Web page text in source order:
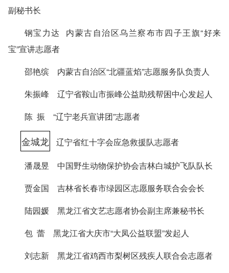
副秘书长
钢宝力达 内蒙古自治区乌兰察布市四子王旗“好来
宝”宣讲志愿者
邵艳缤 内蒙古自治区“北疆蓝焰”志愿服务队负责人
朱振峰 辽宁省鞍山市振峰公益助残帮困中心发起人
陈 振 “辽宁老兵宣讲团”志愿者
金城龙
辽宁省红十字会应急救援队志愿者
潘晟昱 中国野生动物保护协会吉林白城护飞队队长
贾金国 吉林省长春市绿园区志愿服务联合会会长
陆园媛 黑龙江省文艺志愿者协会副主席兼秘书长
包 蕾 黑龙江省大庆市“大凤公益联盟”发起人
刘志新 黑龙江省鸡西市梨树区残疾人联合会志愿者